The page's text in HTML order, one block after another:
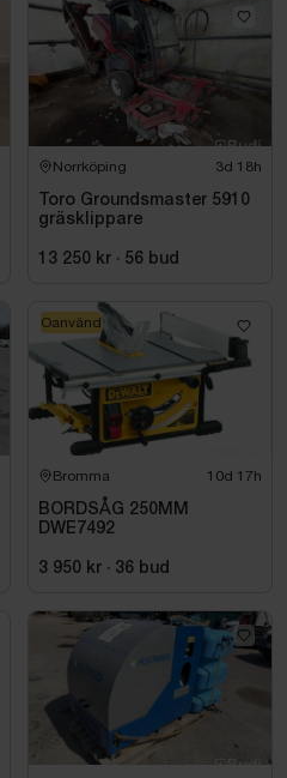
Norrköping 3d 18h
Toro Groundsmaster 5910
gräsklippare
13 250 kr · 56 bud
Bromma 10d 17h
BORDSÅG 250MM
DWE7492
3 950 kr · 36 bud
Oanvänd